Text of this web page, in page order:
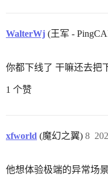
WalterWj (王军 -
你都下线了 干嘛还去把
1 个赞
xfworld (魔幻之翼) 8
他想体验极端的异常场